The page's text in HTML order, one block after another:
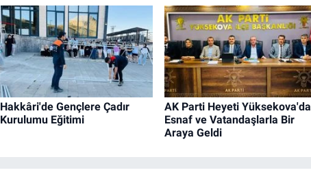
Hakkâri'de Gençlere Çadır
Kurulumu Eğitimi
AK Parti Heyeti Yüksekova'da
Esnaf ve Vatandaşlarla Bir
Araya Geldi